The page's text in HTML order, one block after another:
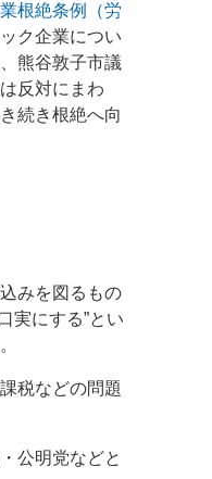
根絶条例（労
ク企業につい
熊谷敦子市議
反対にまわ
続き根絶へ向
みを図るもの
実にする”とい
税などの問題
公明党などと